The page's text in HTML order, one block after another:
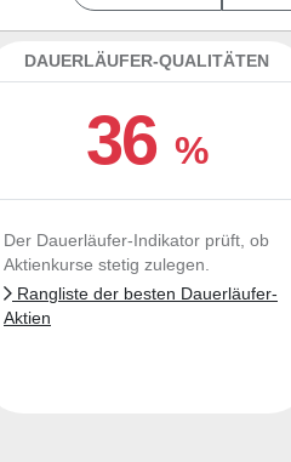
DAUERLÄUFER-QUALITÄTEN
36 %
Der Dauerläufer-Indikator prüft, ob
Aktienkurse stetig zulegen.
Rangliste der besten Dauerläufer-
Aktien